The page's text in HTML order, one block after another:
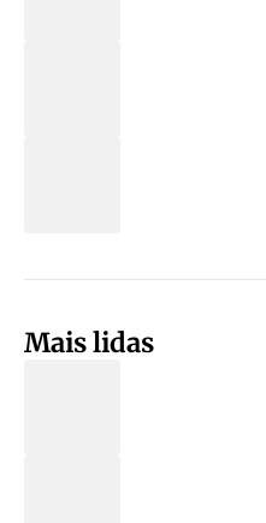
Mais lidas